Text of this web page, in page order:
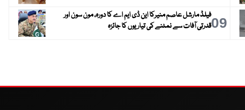
09فیلڈ مارشل عاصم منیرکا این ڈی ایم اے کا دورہ، مون سون اور
قدرتی آفات سے نمٹنے کی تیاریوں کا جائزہ